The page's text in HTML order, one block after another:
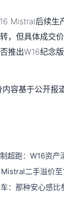
Mistral后续
，但具体成交
推出W16纪念
容基于公开报
超跑：W16资产
二手溢价至
：那种安心感比